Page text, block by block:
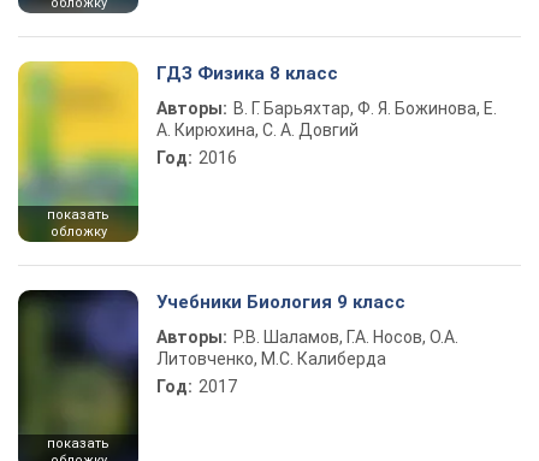
показать
обложку
ГДЗ Физика 8 класс
Авторы: В. Г. Барьяхтар, Ф. Я. Божинова, Е.
А. Кирюхина, С. А. Довгий
Год: 2016
показать
Учебники Биология 9 класс
Авторы: Р.В. Шаламов, Г.А. Носов, О.А.
Литовченко, М.С. Калиберда
Год: 2017